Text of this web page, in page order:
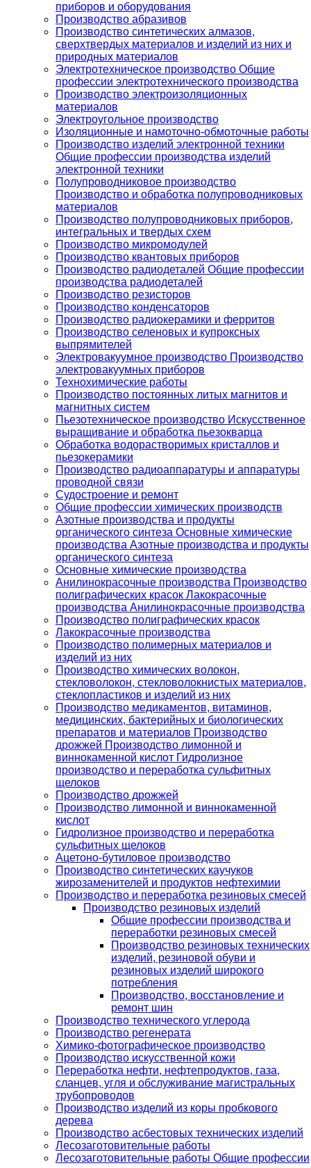
приборов и оборудования
Производство абразивов
Производство синтетических алмазов,
сверхтвердых материалов и изделий из них и
природных материалов
Электротехническое производство Общие
профессии электротехнического производства
Производство электроизоляционных
материалов
Электроугольное производство
Изоляционные и намоточно-обмоточные работы
Производство изделий электронной техники
Общие профессии производства изделий
электронной техники
Полупроводниковое производство
Производство и обработка полупроводниковых
материалов
Производство полупроводниковых приборов,
интегральных и твердых схем
Производство микромодулей
Производство квантовых приборов
Производство радиодеталей Общие профессии
производства радиодеталей
Производство резисторов
Производство конденсаторов
Производство радиокерамики и ферритов
Производство селеновых и купроксных
выпрямителей
Электровакуумное производство Производство
электровакуумных приборов
Технохимические работы
Производство постоянных литых магнитов и
магнитных систем
Пьезотехническое производство Искусственное
выращивание и обработка пьезокварца
Обработка водорастворимых кристаллов и
пьезокерамики
Производство радиоаппаратуры и аппаратуры
проводной связи
Судостроение и ремонт
Общие профессии химических производств
Азотные производства и продукты
органического синтеза Основные химические
производства Азотные производства и продукты
органического синтеза
Основные химические производства
Анилинокрасочные производства Производство
полиграфических красок Лакокрасочные
производства Анилинокрасочные производства
Производство полиграфических красок
Лакокрасочные производства
Производство полимерных материалов и
изделий из них
Производство химических волокон,
стекловолокон, стекловолокнистых материалов,
стеклопластиков и изделий из них
Производство медикаментов, витаминов,
медицинских, бактерийных и биологических
препаратов и материалов Производство
дрожжей Производство лимонной и
виннокаменной кислот Гидролизное
производство и переработка сульфитных
щелоков
Производство дрожжей
Производство лимонной и виннокаменной
кислот
Гидролизное производство и переработка
сульфитных щелоков
Ацетоно-бутиловое производство
Производство синтетических каучуков
жирозаменителей и продуктов нефтехимии
Производство и переработка резиновых смесей
Производство резиновых изделий
Общие профессии производства и
переработки резиновых смесей
Производство резиновых технических
изделий, резиновой обуви и
резиновых изделий широкого
потребления
Производство, восстановление и
ремонт шин
Производство технического углерода
Производство регенерата
Химико-фотографическое производство
Производство искусственной кожи
Переработка нефти, нефтепродуктов, газа,
сланцев, угля и обслуживание магистральных
трубопроводов
Производство изделий из коры пробкового
дерева
Производство асбестовых технических изделий
Лесозаготовительные работы
Лесозаготовительные работы Общие профессии